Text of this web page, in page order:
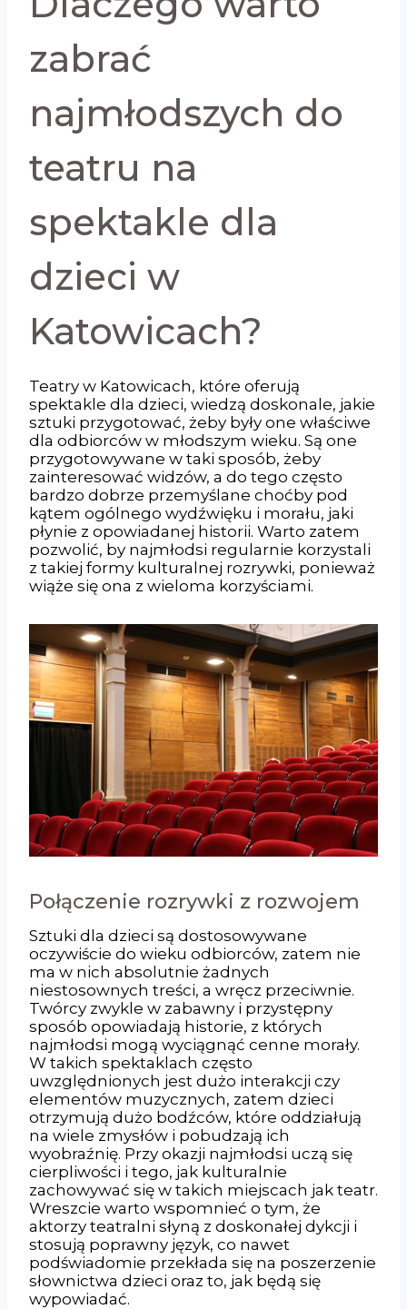
zabrać
najmłodszych do
teatru na
spektakle dla
dzieci w
Katowicach?
Teatry w Katowicach, które oferują
spektakle dla dzieci, wiedzą doskonale, jakie
sztuki przygotować, żeby były one właściwe
dla odbiorców w młodszym wieku. Są one
przygotowywane w taki sposób, żeby
zainteresować widzów, a do tego często
bardzo dobrze przemyślane choćby pod
kątem ogólnego wydźwięku i morału, jaki
płynie z opowiadanej historii. Warto zatem
pozwolić, by najmłodsi regularnie korzystali
z takiej formy kulturalnej rozrywki, ponieważ
wiąże się ona z wieloma korzyściami.
Połączenie rozrywki z rozwojem
Sztuki dla dzieci są dostosowywane
oczywiście do wieku odbiorców, zatem nie
ma w nich absolutnie żadnych
niestosownych treści, a wręcz przeciwnie.
Twórcy zwykle w zabawny i przystępny
sposób opowiadają historie, z których
najmłodsi mogą wyciągnąć cenne morały.
W takich spektaklach często
uwzględnionych jest dużo interakcji czy
elementów muzycznych, zatem dzieci
otrzymują dużo bodźców, które oddziałują
na wiele zmysłów i pobudzają ich
wyobraźnię. Przy okazji najmłodsi uczą się
cierpliwości i tego, jak kulturalnie
zachowywać się w takich miejscach jak teatr.
Wreszcie warto wspomnieć o tym, że
aktorzy teatralni słyną z doskonałej dykcji i
stosują poprawny język, co nawet
podświadomie przekłada się na poszerzenie
słownictwa dzieci oraz to, jak będą się
wypowiadać.